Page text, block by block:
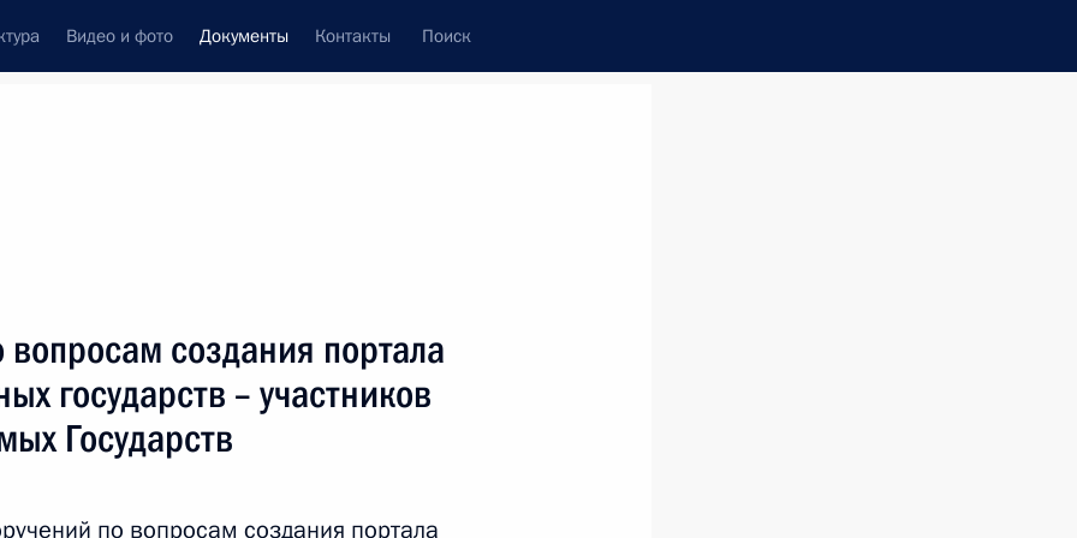
Видео и фото Документы Контакты Поиск
Показать
следующие материалы
создания портала
государств – участников
Государств
по вопросам создания портала